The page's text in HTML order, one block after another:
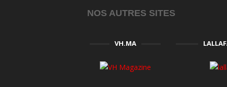
NOS AUTRES SITES
VH.MA